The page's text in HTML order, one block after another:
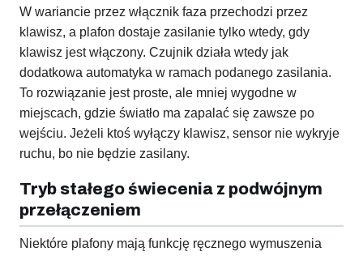
W wariancie przez włącznik faza przechodzi przez
klawisz, a plafon dostaje zasilanie tylko wtedy, gdy
klawisz jest włączony. Czujnik działa wtedy jak
dodatkowa automatyka w ramach podanego zasilania.
To rozwiązanie jest proste, ale mniej wygodne w
miejscach, gdzie światło ma zapalać się zawsze po
wejściu. Jeżeli ktoś wyłączy klawisz, sensor nie wykryje
ruchu, bo nie będzie zasilany.
Tryb stałego świecenia z podwójnym
przełączeniem
Niektóre plafony mają funkcję ręcznego wymuszenia